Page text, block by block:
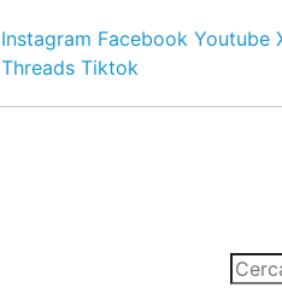
Instagram Facebook Youtube
Threads Tiktok